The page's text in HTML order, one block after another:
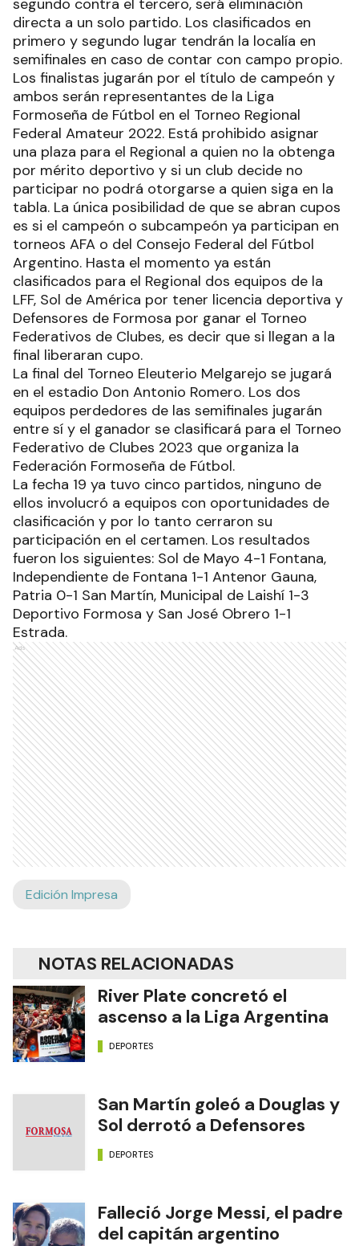
directa a un solo partido. Los clasificados en
primero y segundo lugar tendrán la localía en
semifinales en caso de contar con campo propio.
Los finalistas jugarán por el título de campeón y
ambos serán representantes de la Liga
Formoseña de Fútbol en el Torneo Regional
Federal Amateur 2022. Está prohibido asignar
una plaza para el Regional a quien no la obtenga
por mérito deportivo y si un club decide no
participar no podrá otorgarse a quien siga en la
tabla. La única posibilidad de que se abran cupos
es si el campeón o subcampeón ya participan en
torneos AFA o del Consejo Federal del Fútbol
Argentino. Hasta el momento ya están
clasificados para el Regional dos equipos de la
LFF, Sol de América por tener licencia deportiva y
Defensores de Formosa por ganar el Torneo
Federativos de Clubes, es decir que si llegan a la
final liberaran cupo.
La final del Torneo Eleuterio Melgarejo se jugará
en el estadio Don Antonio Romero. Los dos
equipos perdedores de las semifinales jugarán
entre sí y el ganador se clasificará para el Torneo
Federativo de Clubes 2023 que organiza la
Federación Formoseña de Fútbol.
La fecha 19 ya tuvo cinco partidos, ninguno de
ellos involucró a equipos con oportunidades de
clasificación y por lo tanto cerraron su
participación en el certamen. Los resultados
fueron los siguientes: Sol de Mayo 4-1 Fontana,
Independiente de Fontana 1-1 Antenor Gauna,
Patria 0-1 San Martín, Municipal de Laishí 1-3
Deportivo Formosa y San José Obrero 1-1
Estrada.
Ads
Edición Impresa
NOTAS RELACIONADAS
River Plate concretó el
ascenso a la Liga Argentina
DEPORTES
San Martín goleó a Douglas y
Sol derrotó a Defensores
DEPORTES
Falleció Jorge Messi, el padre
del capitán argentino